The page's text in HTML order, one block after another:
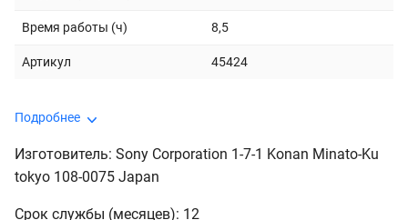
Время работы (ч) 8,5
Артикул 45424
Подробнее
Изготовитель: Sony Corporation 1-7-1 Konan Minato-Ku
tokyo 108-0075 Japan
Срок службы (месяцев): 12